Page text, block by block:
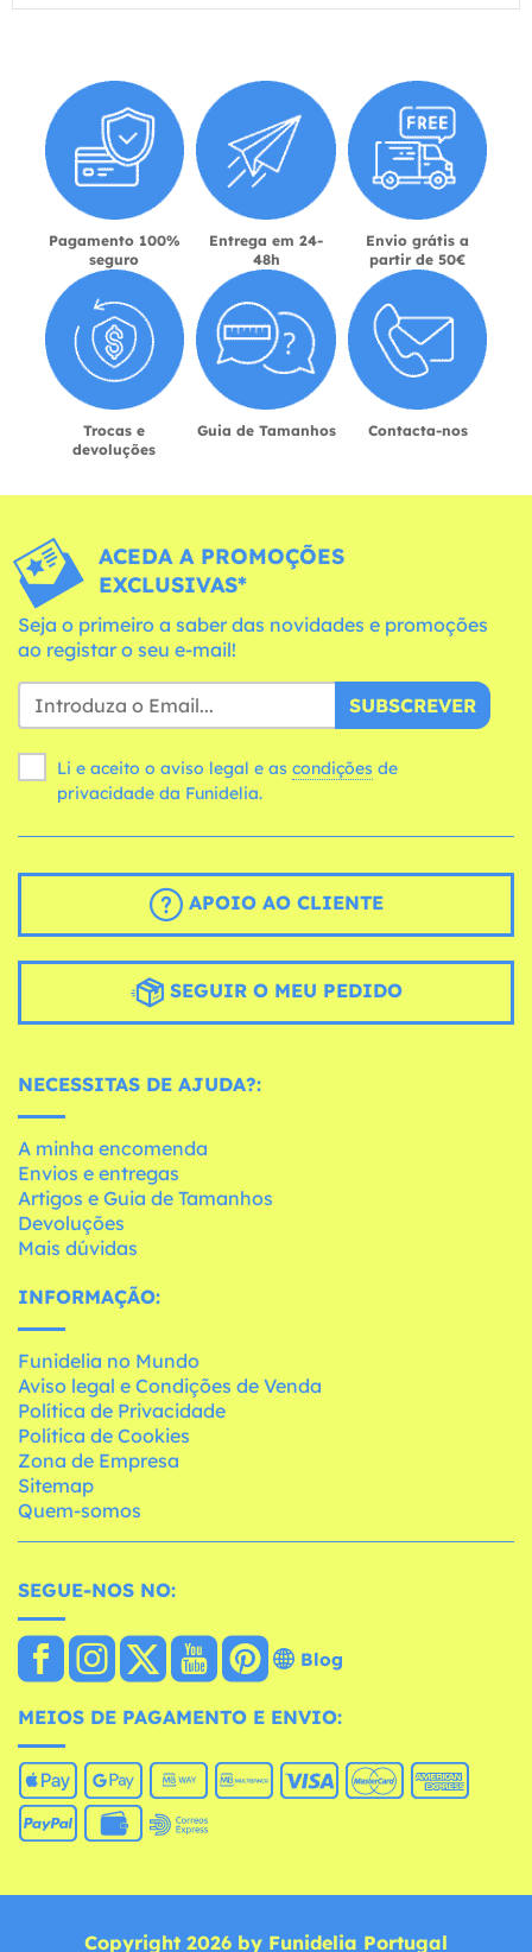
Pagamento 100%
seguro
Entrega em 24-
48h
Envio grátis a
partir de 50€
Trocas e
devoluções
Guia de Tamanhos Contacta-nos
ACEDA A PROMOÇÕES
EXCLUSIVAS*
Seja o primeiro a saber das novidades e promoções
ao registar o seu e-mail!
SUBSCREVER
Li e aceito o aviso legal e as condições
privacidade da Funidelia.
APOIO AO CLIENTE
SEGUIR O MEU PEDIDO
NECESSITAS DE AJUDA?:
A minha encomenda
Envios e entregas
Artigos e Guia de Tamanhos
Devoluções
Mais dúvidas
INFORMAÇÃO:
Funidelia no Mundo
Aviso legal e Condições de Venda
Política de Privacidade
Política de Cookies
Zona de Empresa
Sitemap
Quem-somos
SEGUE-NOS NO:
Blog
MEIOS DE PAGAMENTO E ENVIO:
Copyright 2026 by Funidelia Portugal